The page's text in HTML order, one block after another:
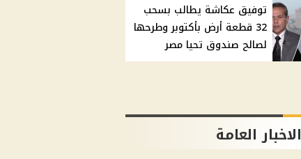
توفيق عكاشة يطالب بسحب
32 قطعة أرض بأكتوبر وطرحها
لصالح صندوق تحيا مصر
الاخبار العامة